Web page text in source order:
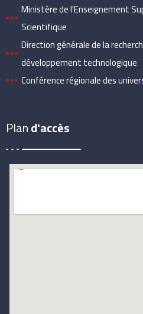
Ministère de l'Enseignement
Scientifique
Direction générale de la
développement technologique
Conférence régionale des
Pland'accès